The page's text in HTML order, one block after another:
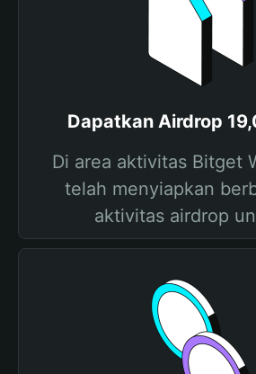
Dapatkan Airdrop
Di area aktivitas Bitget
telah menyiapkan
aktivitas airdrop